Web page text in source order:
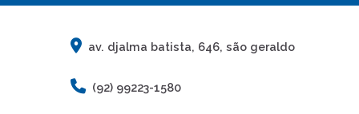
av. djalma batista, 646, são geraldo
(92) 99223-1580